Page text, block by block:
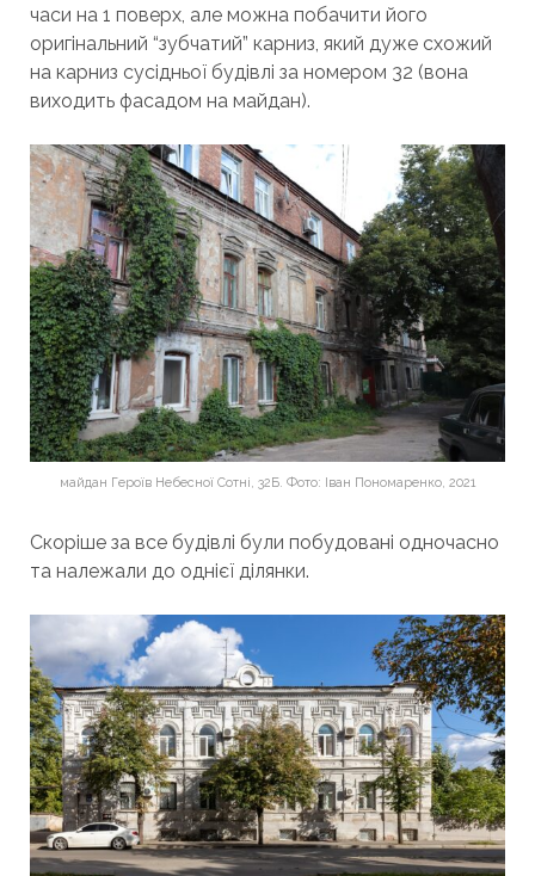
часи на 1 поверх, але можна побачити його
оригінальний “зубчатий” карниз, який дуже схожий
на карниз сусідньої будівлі за номером 32 (вона
виходить фасадом на майдан).
майдан Героїв Небесної Сотні, 32Б. Фото: Іван Пономаренко, 2021
Скоріше за все будівлі були побудовані одночасно
та належали до однієї ділянки.